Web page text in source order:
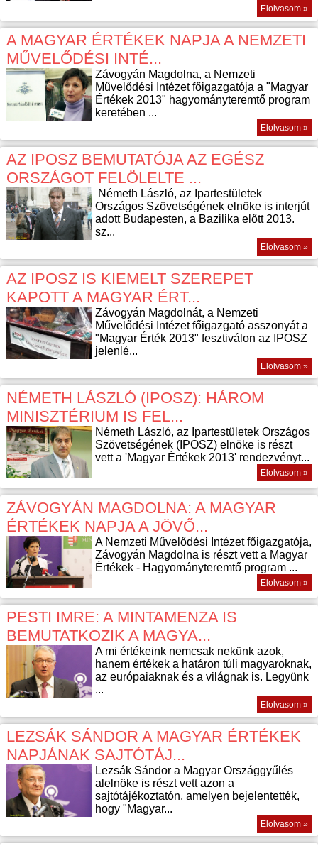
Elolvasom »
A MAGYAR ÉRTÉKEK NAPJA A NEMZETI
MŰVELŐDÉSI INTÉ...
Závogyán Magdolna, a Nemzeti
Művelődési Intézet főigazgatója a "Magyar
Értékek 2013" hagyományteremtő program
keretében ...
Elolvasom »
AZ IPOSZ BEMUTATÓJA AZ EGÉSZ
ORSZÁGOT FELÖLELTE ...
Németh László, az Ipartestületek
Országos Szövetségének elnöke is interjút
adott Budapesten, a Bazilika előtt 2013.
sz...
Elolvasom »
AZ IPOSZ IS KIEMELT SZEREPET
KAPOTT A MAGYAR ÉRT...
Závogyán Magdolnát, a Nemzeti
Művelődési Intézet főigazgató asszonyát a
"Magyar Érték 2013" fesztiválon az IPOSZ
jelenlé...
Elolvasom »
NÉMETH LÁSZLÓ (IPOSZ): HÁROM
MINISZTÉRIUM IS FEL...
Németh László, az Ipartestületek Országos
Szövetségének (IPOSZ) elnöke is részt
vett a 'Magyar Értékek 2013' rendezvényt...
Elolvasom »
ZÁVOGYÁN MAGDOLNA: A MAGYAR
ÉRTÉKEK NAPJA A JÖVŐ...
A Nemzeti Művelődési Intézet főigazgatója,
Závogyán Magdolna is részt vett a Magyar
Értékek - Hagyományteremtő program ...
Elolvasom »
PESTI IMRE: A MINTAMENZA IS
BEMUTATKOZIK A MAGYA...
A mi értékeink nemcsak nekünk azok,
hanem értékek a határon túli magyaroknak,
az európaiaknak és a világnak is. Legyünk
...
Elolvasom »
LEZSÁK SÁNDOR A MAGYAR ÉRTÉKEK
NAPJÁNAK SAJTÓTÁJ...
Lezsák Sándor a Magyar Országgyűlés
alelnöke is részt vett azon a
sajtótájékoztatón, amelyen bejelentették,
hogy "Magyar...
Elolvasom »